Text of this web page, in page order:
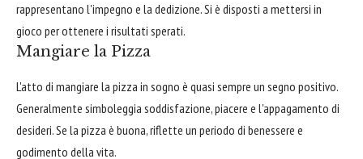
rappresentano l'impegno e la dedizione. Si è disposti a mettersi in
gioco per ottenere i risultati sperati.
Mangiare la Pizza
L'atto di mangiare la pizza in sogno è quasi sempre un segno positivo.
Generalmente simboleggia soddisfazione, piacere e l'appagamento di
desideri. Se la pizza è buona, riflette un periodo di benessere e
godimento della vita.